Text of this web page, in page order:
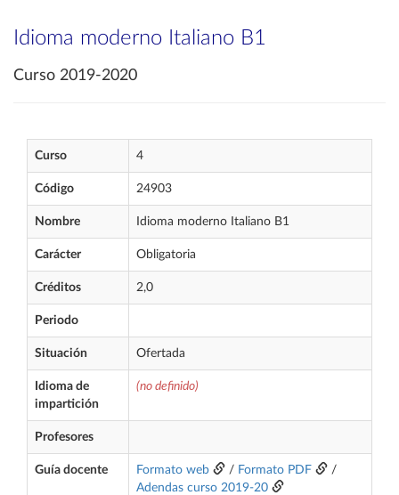
Idioma moderno Italiano B1
Curso 2019-2020
Curso 4
Código 24903
Nombre Idioma moderno Italiano B1
Carácter Obligatoria
Créditos 2,0
Periodo
Situación Ofertada
Idioma de
impartición
(no definido)
Profesores
Guía docente Formato web / Formato PDF
/
Adendas curso 2019-20